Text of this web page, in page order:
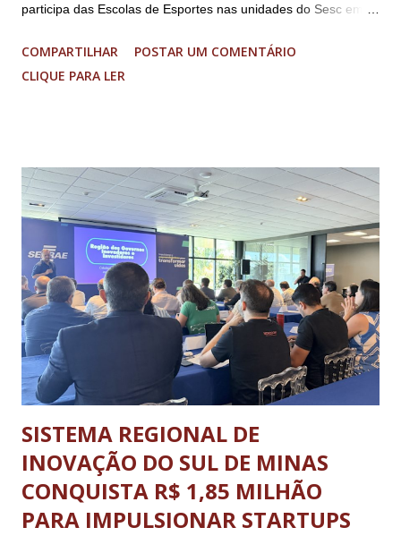
participa das Escolas de Esportes nas unidades do Sesc em
adolescentes. É isso que o Arena Sesc proporcionou para 165
integrantes das Escolas de Esportes do Sesc São Lourenço,
participantes, entre 9 e 17 anos de idade, de várias partes do
estado, no Sesc Contagem, localizado na Região
Metropolitana de Belo Horizonte. Foram cinco dias de disputas
em diferentes modalidades esportivas, palestras e uma
programação dedicada a promover a integração, o respeito e
o desenvolvimento pessoal e social através do esporte. A
abertura oficial, com direto a cerimônia, aconteceu no dia 20
de julho (segunda-feira) e o ence...
COMPARTILHAR
POSTAR UM COMENTÁRIO
CLIQUE PARA LER
SISTEMA REGIONAL DE
INOVAÇÃO DO SUL DE MINAS
CONQUISTA R$ 1,85 MILHÃO
PARA IMPULSIONAR STARTUPS